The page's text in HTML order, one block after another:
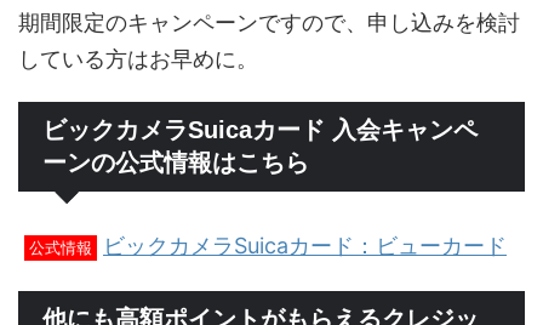
期間限定のキャンペーンですので、申し込みを検討
している方はお早めに。
ビックカメラSuicaカード 入会キャンペ
ーンの公式情報はこちら
公式情報 ビックカメラSuicaカード：ビューカード
他にも高額ポイントがもらえるクレジッ